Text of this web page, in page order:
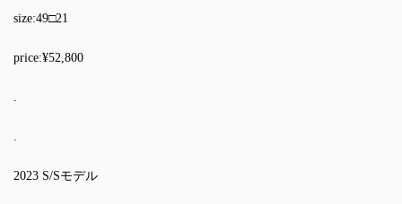
size:49□21
price:¥52,800
.
.
2023 S/Sモデル